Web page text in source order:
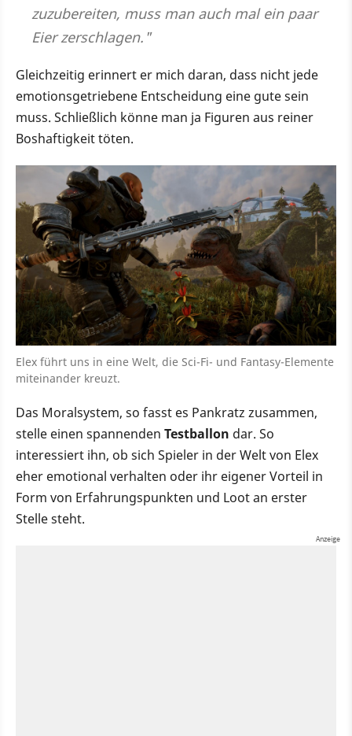
zuzubereiten, muss man auch mal ein paar
Eier zerschlagen."
Gleichzeitig erinnert er mich daran, dass nicht jede
emotionsgetriebene Entscheidung eine gute sein
muss. Schließlich könne man ja Figuren aus reiner
Boshaftigkeit töten.
Elex führt uns in eine Welt, die Sci-Fi- und Fantasy-Elemente
miteinander kreuzt.
Das Moralsystem, so fasst es Pankratz zusammen,
stelle einen spannenden Testballon dar. So
interessiert ihn, ob sich Spieler in der Welt von Elex
eher emotional verhalten oder ihr eigener Vorteil in
Form von Erfahrungspunkten und Loot an erster
Stelle steht.